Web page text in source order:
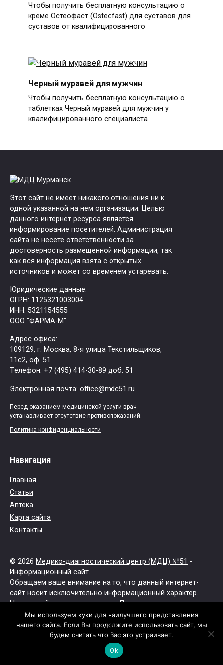
Чтобы получить бесплатную консультацию о
креме Остеофаст (Osteofast) для суставов для
суставов от квалифицированного
Черный муравей для мужчин
Чтобы получить бесплатную консультацию о
таблетках Черный муравей для мужчин у
квалифицированного специалиста
Этот сайт не имеет никакого отношения ни к
одной указанной на нем организации. Целью
данного интернет ресурса является
информирование посетителей. Администрация
сайта не несёте ответственности за
достоверность размещенной информации, так
как вся информация взята с открытых
источников и может со временем устаревать.
Юридические данные:
ОГРН: 1125321003004
ИНН: 5321154555
ООО "ФАРМА-М"
Адрес офиса:
109129, г. Москва, ​8-я улица Текстильщиков,
11с2, оф. 51
Tелефон: +7 (495) 414-30-89 доб. 51
Электронная почта: office@mdc51.ru
Перед оказанием медицинской услуги врач
устанавливает отсутствие противопоказаний.
Политика конфиденциальности
Навигация
Главная
Статьи
Аптека
Карта сайта
Контакты
© 2026 Медико-диагностический центр (МДЦ) №51 -
Информационный сайт.
Обращаем ваше внимание на то, что данный интернет-
сайт носит исключительно информационный характер.
Не занимайтесь самолечением. При первых признаках
заболевания обратитесь к врачу.
Все права защищены.
Мы используем куки для наилучшего представления
нашего сайта. Если Вы продолжите использовать сайт, мы
будем считать что Вас это устраивает.
Ok